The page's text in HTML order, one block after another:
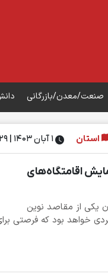
صنعت/معدن/بازرگانی
استان ۱ آبان ۱۴۰۳ | 09:29
اقامتگاه‌های
یکی از مقاصد نوین
خواهد بود که فرصتی